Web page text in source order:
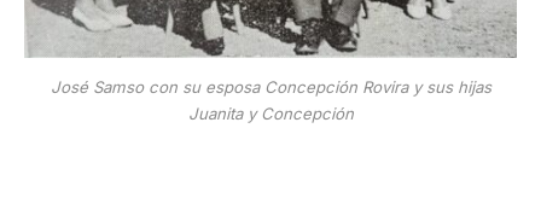
José Samso con su esposa Concepción Rovira y sus hijas
Juanita y Concepción